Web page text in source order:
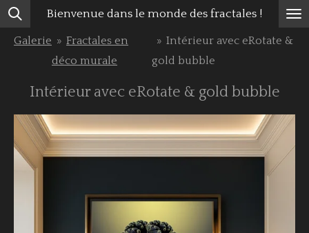
Passer
au
Bienvenue dans le monde des fractales !
Galerie » Fractales en
déco murale
» Intérieur avec eRotate &
gold bubble
Intérieur avec eRotate & gold bubble